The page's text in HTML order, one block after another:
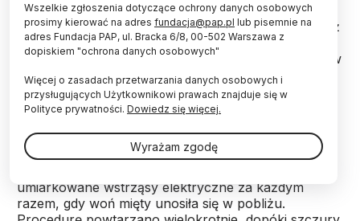
Badacze z Uniwersytetu Michigan i Uniwersytetu
Nowojorskiego (USA) wykazali, że małe szczurki już
w pierwszych dniach życia są w stanie nauczyć się
odczuwania lęku w obecności określonych bodźców
tylko na podstawie zapachu wydzielanego przez
przestraszoną matkę.
Naukowcy nauczyli samice szczurów reagowania
strachem na zapach mięty jeszcze zanim zaszły w
umiarkowane wstrząsy elektryczne za każdym
razem, gdy woń mięty unosiła się w pobliżu.
Wszelkie zgłoszenia dotyczące ochrony danych osobowych
prosimy kierować na adres fundacja@pap.pl lub pisemnie na
adres Fundacja PAP, ul. Bracka 6/8, 00-502 Warszawa z
dopiskiem "ochrona danych osobowych"
Więcej o zasadach przetwarzania danych osobowych i
przysługujących Użytkownikowi prawach znajduje się w
Polityce prywatności. Dowiedz się więcej.
Wyrażam zgodę